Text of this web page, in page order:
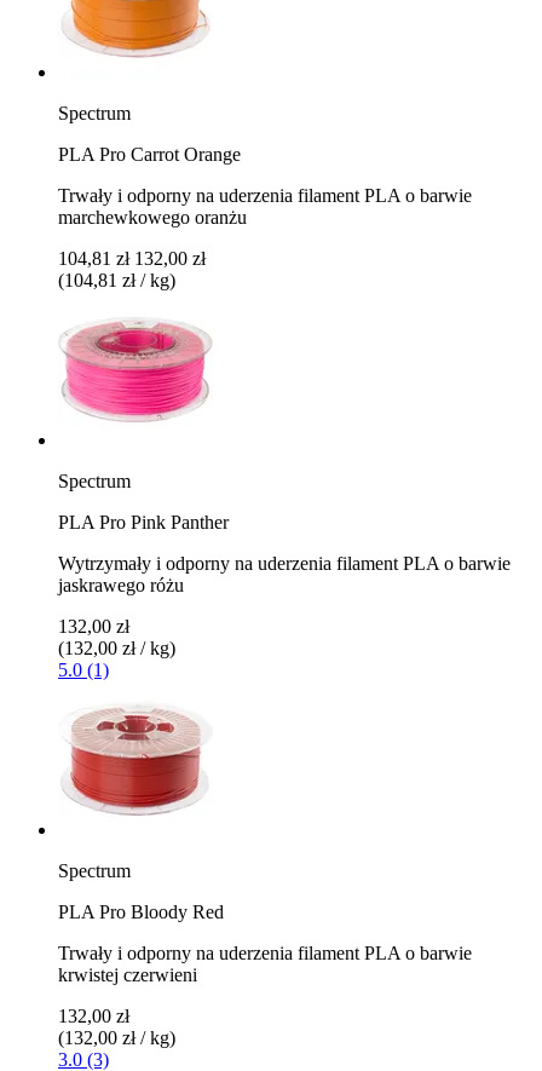
Spectrum
PLA Pro Carrot Orange
Trwały i odporny na uderzenia filament PLA o barwie
marchewkowego oranżu
104,81 zł 132,00 zł
(104,81 zł / kg)
Spectrum
PLA Pro Pink Panther
Wytrzymały i odporny na uderzenia filament PLA o barwie
jaskrawego różu
132,00 zł
(132,00 zł / kg)
5.0 (1)
Spectrum
PLA Pro Bloody Red
Trwały i odporny na uderzenia filament PLA o barwie
krwistej czerwieni
132,00 zł
(132,00 zł / kg)
3.0 (3)